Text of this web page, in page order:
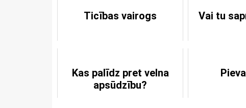
Ticības vairogs Vai tu
Kas palīdz pret velna
apsūdzību?